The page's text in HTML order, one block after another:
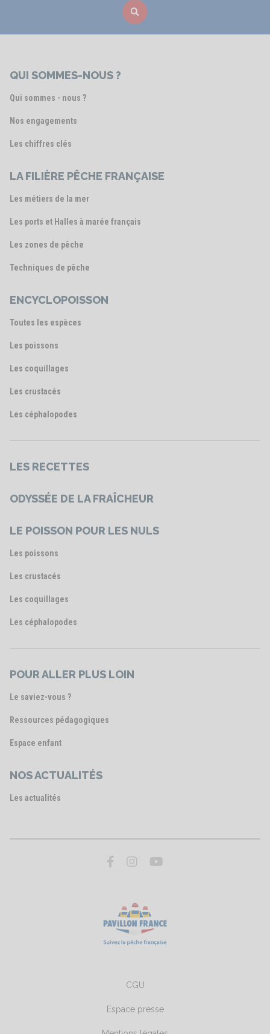
QUI SOMMES-NOUS ?
Qui sommes - nous ?
Nos engagements
Les chiffres clés
LA FILIÈRE PÊCHE FRANÇAISE
Les métiers de la mer
Les ports et Halles à marée français
Les zones de pêche
Techniques de pêche
ENCYCLOPOISSON
Toutes les espèces
Les poissons
Les coquillages
Les crustacés
Les céphalopodes
LES RECETTES
ODYSSÉE DE LA FRAÎCHEUR
LE POISSON POUR LES NULS
Les poissons
Les crustacés
Les coquillages
Les céphalopodes
POUR ALLER PLUS LOIN
Le saviez-vous ?
Ressources pédagogiques
Espace enfant
NOS ACTUALITÉS
Les actualités
CGU
Espace presse